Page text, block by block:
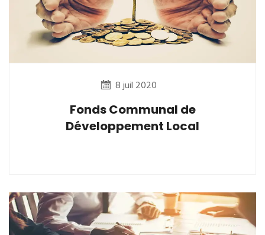
8 juil 2020
Fonds Communal de
Développement Local